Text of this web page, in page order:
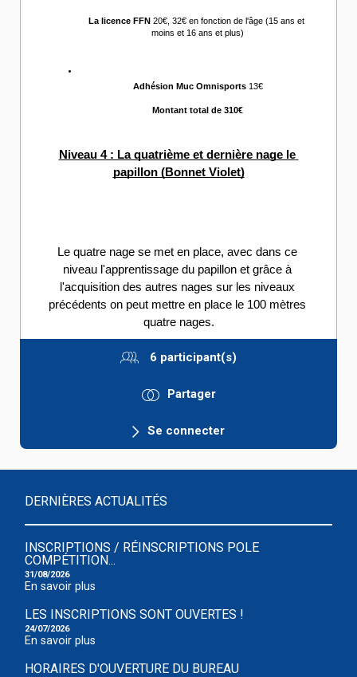
La licence FFN 20€, 32€ en fonction de l'âge (15 ans et
moins et 16 ans et plus)
Adhésion Muc Omnisports 13€
Montant total de 310€
Niveau 4 : La quatrième et dernière nage le
papillon (Bonnet Violet)
Le quatre nage se met en place, avec dans ce
niveau l'apprentissage du papillon et grâce à
l'acquisition des autres nages sur les niveaux
précédents on peut mettre en place le 100 mètres
quatre nages.
6 participant(s)
Partager
Se connecter
DERNIÈRES ACTUALITÉS
INSCRIPTIONS / RÉINSCRIPTIONS POLE
COMPÉTITION...
31/08/2026
En savoir plus
LES INSCRIPTIONS SONT OUVERTES !
24/07/2026
En savoir plus
HORAIRES D'OUVERTURE DU BUREAU